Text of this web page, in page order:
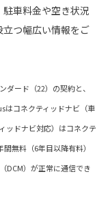
車料金や空き状況
つ幅広い情報をご
ード（22）の契約と、
はコネクティッドナビ（車
ッドナビ対応）はコネクテ
無料（6年目以降有料）
DCM）が正常に通信でき